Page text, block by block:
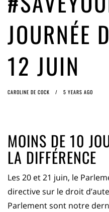
(English) Article 13 must go: No
turn it into magic pixie dust
JOURNÉE
12 JUIN
CAROLINE DE COCK 5 YEARS AGO
MOINS DE 10
LA DIFFÉRENCE
Les 20 et 21 juin, le
directive sur le droit
Parlement sont notre